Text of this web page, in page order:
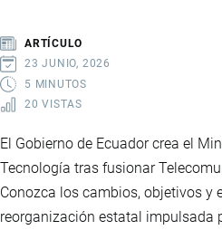
MUNDIALES
QUE
TRANSFORMAN
ARTÍCULO
23 JUNIO, 2026
5 MINUTOS
20 VISTAS
El Gobierno de Ecuador crea el
Tecnología tras fusionar
Conozca los cambios, objetivos y
reorganización estatal impulsada